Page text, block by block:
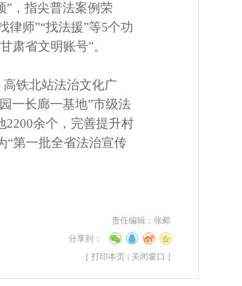
”，指尖普法案例荣
律师”“找法援”等5个功
肃省文明账号”。
铁北站法治文化广
一长廊一基地”市级法
余个，完善提升村
“第一批全省法治宣传
责任编辑： 张邺
分享到：
[ 打印本页 关闭窗口 ]